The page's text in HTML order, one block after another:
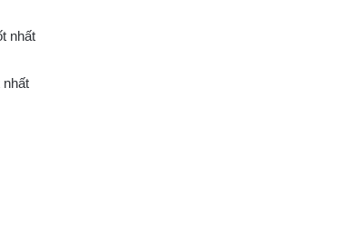
nhất
nhất